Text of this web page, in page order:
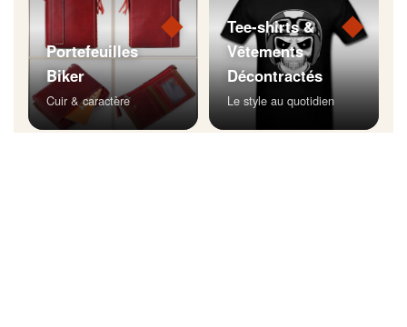
◆
Portefeuilles
Biker
Cuir & caractère
◆
Tee-shirts &
Vêtements
Décontractés
Le style au quotidien